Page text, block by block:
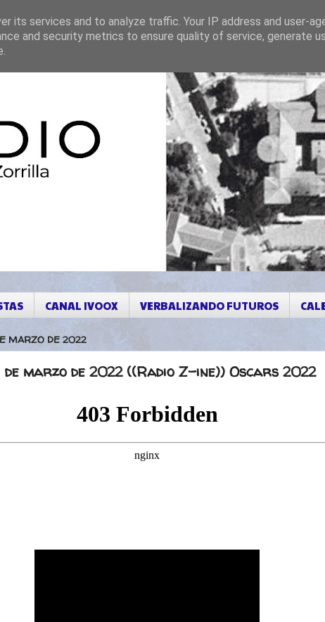
CANAL IVOOX VERBALIZANDO FUTUROS
MARZO DE 2022
de marzo de 2022 ((Radio Z-ine)) Oscars 2022
its services and to analyze traffic. Your IP address and user-
and security metrics to ensure quality of service, generate